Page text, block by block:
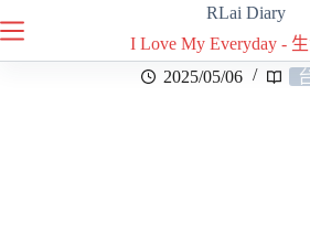
RLai Diary
I Love My Everyday -
2025/05/06